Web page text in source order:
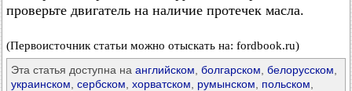
проверьте двигатель на наличие протечек масла.
(Первоисточник статьи можно отыскать на: fordbook.ru)
Эта статья доступна на английском болгарском белорусском
украинском сербском хорватском румынском польском